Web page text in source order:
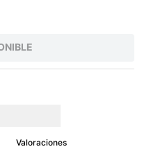
Valoraciones